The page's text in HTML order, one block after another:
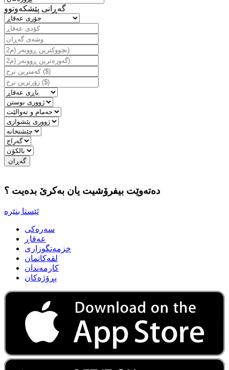
گه‌ڕانی پێشكه‌وتوو
دەتەوێت بیفرۆشیت یان بەكرێ بدەیت ؟
سه‌ره‌کی
عه‌قاڕ
خزمه‌تگوزاری
لقه‌كانمان
كارمه‌ندان
پڕۆژه‌كان